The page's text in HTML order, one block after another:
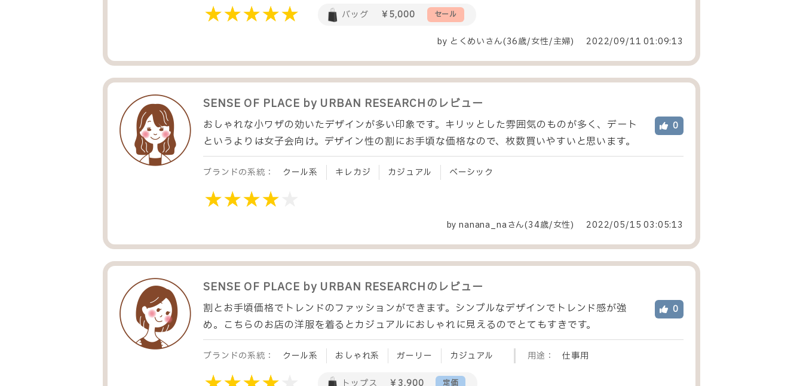
バッグ ￥5,000 セール
by とくめいさん(36歳/女性/主婦) 2022/09/11 01:09:13
SENSE OF PLACE by URBAN RESEARCHのレビュー
0
おしゃれな小ワザの効いたデザインが多い印象です。キリッとした雰囲気のものが多く、デート
というよりは女子会向け。デザイン性の割にお手頃な価格なので、枚数買いやすいと思います。
ブランドの系統： クール系 キレカジ カジュアル ベーシック
bynanana_naさん(34歳/女性) 2022/05/15 03:05:13
SENSE OF PLACE by URBAN RESEARCHのレビュー
0
割とお手頃価格でトレンドのファッションができます。シンプルなデザインでトレンド感が強
め。こちらのお店の洋服を着るとカジュアルにおしゃれに見えるのでとてもすきです。
ブランドの系統： クール系 おしゃれ系 ガーリー カジュアル 用途： 仕事用
トップス ￥3,900 定価